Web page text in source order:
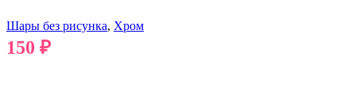
Шары без рисунка, Хром
150 ₽